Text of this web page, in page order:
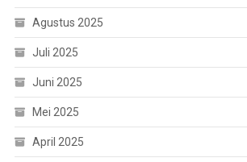
Agustus 2025
Juli 2025
Juni 2025
Mei 2025
April 2025